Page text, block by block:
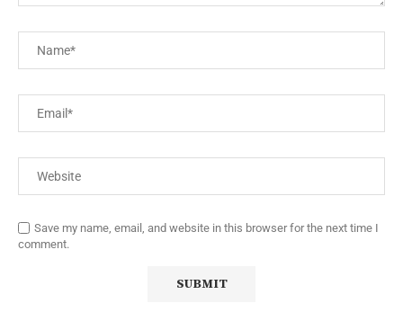
Save my name, email, and website in this browser for the next time I
comment.